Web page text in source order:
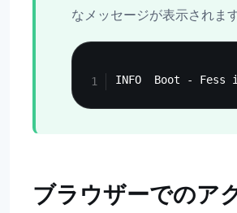
なメッセージが表示されま
ブラウザーでのア